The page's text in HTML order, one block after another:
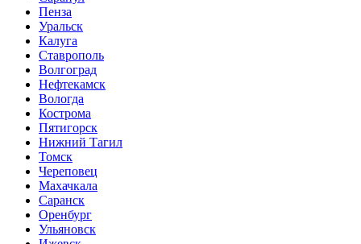
Пенза
Уральск
Калуга
Ставрополь
Волгоград
Нефтекамск
Вологда
Кострома
Пятигорск
Нижний Тагил
Томск
Череповец
Махачкала
Саранск
Оренбург
Ульяновск